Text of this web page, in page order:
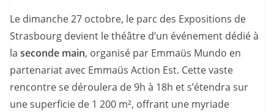
Le dimanche 27 octobre, le parc des Expositions de
Strasbourg devient le théâtre d’un événement dédié à
la seconde main, organisé par Emmaüs Mundo en
partenariat avec Emmaüs Action Est. Cette vaste
rencontre se déroulera de 9h à 18h et s’étendra sur
une superficie de 1 200 m², offrant une myriade